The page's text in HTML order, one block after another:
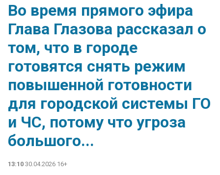
Во время прямого эфира
Глава Глазова рассказал о
том, что в городе
готовятся снять режим
повышенной готовности
для городской системы ГО
и ЧС, потому что угроза
большого...
13:10 30.04.2026 16+